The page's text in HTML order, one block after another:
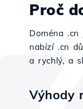
Proč
Doména
nabízí .cn
a rychlý, a
Výhody